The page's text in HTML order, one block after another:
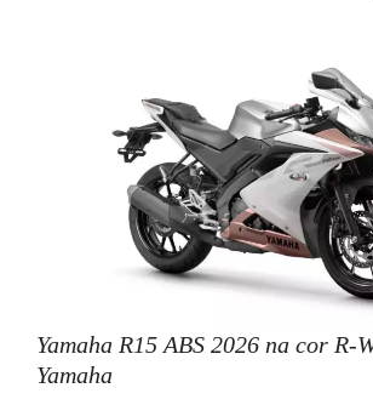
Yamaha R15 ABS 2026 na cor R-
Yamaha